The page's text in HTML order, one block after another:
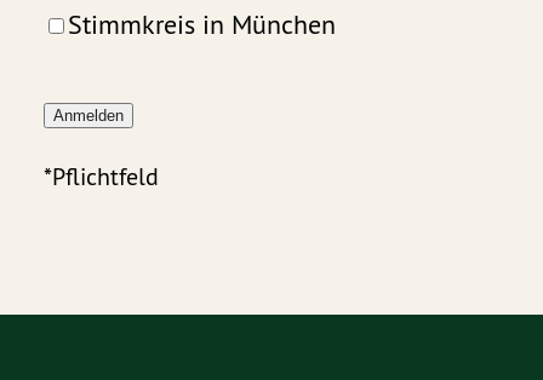
Stimmkreis in München
Anmelden
*Pflichtfeld